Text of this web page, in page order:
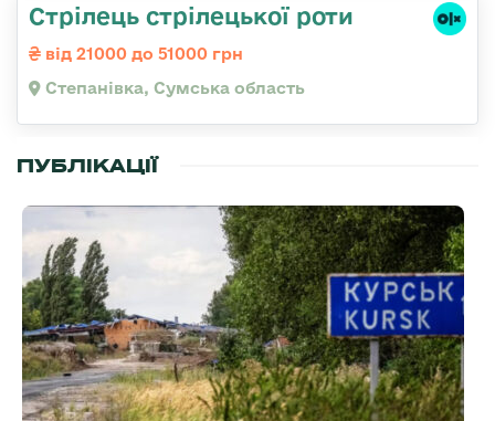
Стрілець стрілецької роти
від 21000 до 51000 грн
Степанівка, Сумська область
ПУБЛІКАЦІЇ